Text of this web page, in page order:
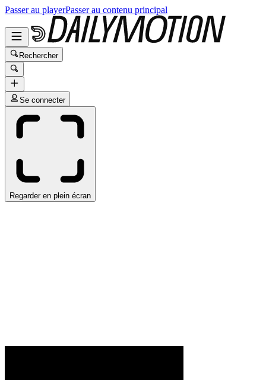
Passer au playerPasser au contenu principal
Rechercher
Se connecter
Regarder en plein écran